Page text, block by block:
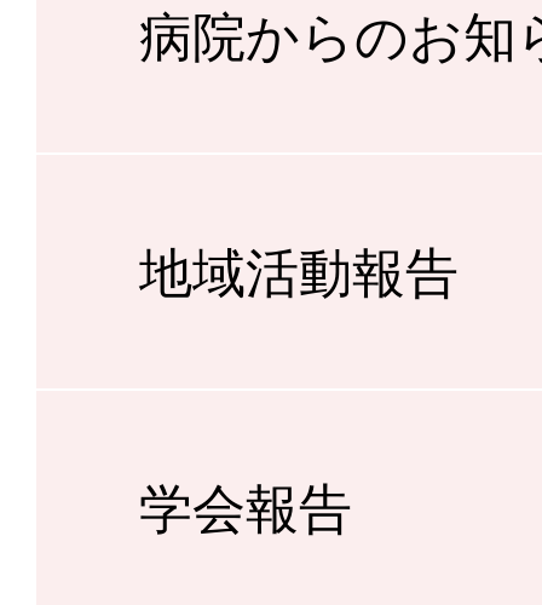
病院からのお知
地域活動報告
学会報告